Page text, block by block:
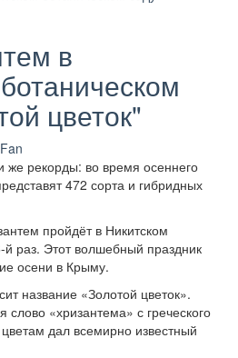
в
цветок"
же рекорды: во время осеннего
472 сорта и гибридных
пройдёт в Никитском
й раз. Этот волшебный праздник
осени в Крыму.
название «Золотой цветок».
слово «хризантема» с греческого
дал всемирно известный